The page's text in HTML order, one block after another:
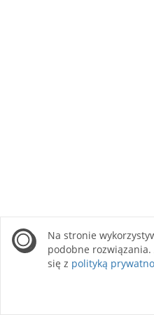
Na stronie
podobne rozwiązania.
się z polityką